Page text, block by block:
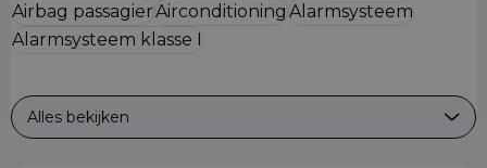
Airbag passagierAirconditioning Alarmsysteem
Alarmsysteem klasse I
Alles bekijken